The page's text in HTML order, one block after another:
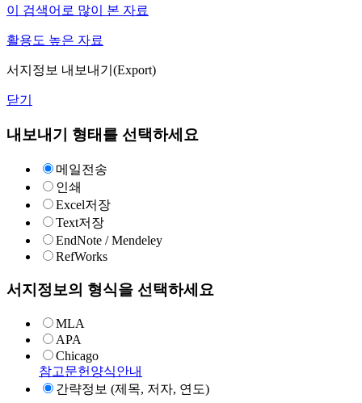
이 검색어로 많이 본 자료
활용도 높은 자료
서지정보 내보내기(Export)
닫기
내보내기 형태를 선택하세요
메일전송
인쇄
Excel저장
Text저장
EndNote / Mendeley
RefWorks
서지정보의 형식을 선택하세요
MLA
APA
Chicago
참고문헌양식안내
간략정보 (제목, 저자, 연도)